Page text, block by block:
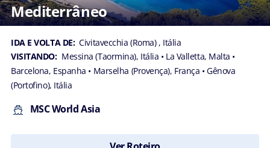
Mediterrâneo
IDA E VOLTA DE: Civitavecchia (Roma) , Itália
VISITANDO: Messina (Taormina), Itália • La Valletta, Malta •
Barcelona, Espanha • Marselha (Provença), França • Gênova
(Portofino), Itália
MSC World Asia